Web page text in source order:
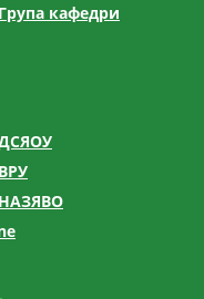
Група кафедри
ВРУ
НАЗЯВО